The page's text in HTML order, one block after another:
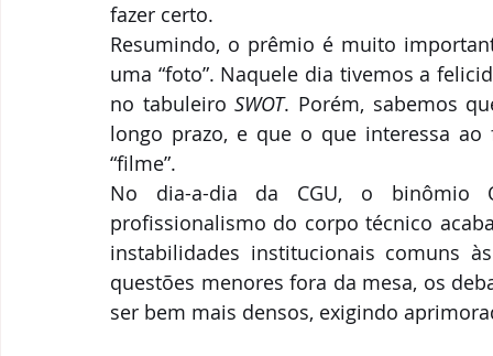
fazer certo.
Resumindo, o prêmio é muito
uma “foto”. Naquele dia tivemos a
no tabuleiro SWOT. Porém, sabemos
longo prazo, e que o que interessa
“filme”.
No dia-a-dia da CGU, o binômio
profissionalismo do corpo técnico
instabilidades institucionais comuns
questões menores fora da mesa, os
ser bem mais densos, exigindo